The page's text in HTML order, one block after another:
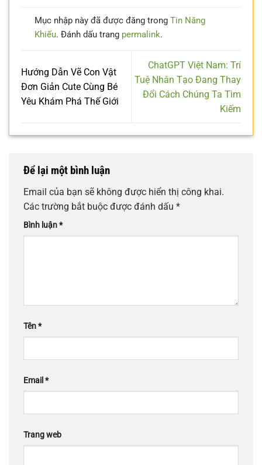
Mục nhập này đã được đăng trong Tin Năng
Khiếu. Đánh dấu trang permalink.
Hướng Dẫn Vẽ Con Vật
Đơn Giản Cute Cùng Bé
Yêu Khám Phá Thế Giới
ChatGPT Việt Nam: Trí
Tuệ Nhân Tạo Đang Thay
Đổi Cách Chúng Ta Tìm
Kiếm
Để lại một bình luận
Email của bạn sẽ không được hiển thị công khai.
Các trường bắt buộc được đánh dấu *
Bình luận*
Tên*
Email *
Trang web